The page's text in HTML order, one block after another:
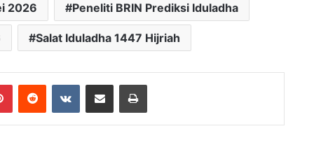
2026 Peneliti BRIN Prediksi Iduladha
Salat Iduladha 1447 Hijriah
PinterestReddit VKontakteBagikan Lewat Email Cetak